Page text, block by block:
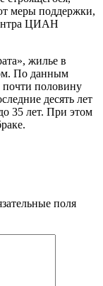
меры поддержки,
ЦИАН
жилье в
По данным
почти половину
десять лет
35 лет. При этом
поля